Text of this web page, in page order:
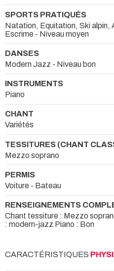
SPORTS PRATIQUÉS
Natation, Equitation, Ski alpin,
Escrime - Niveau moyen
DANSES
Modern Jazz - Niveau bon
INSTRUMENTS
Piano
CHANT
Variétés
TESSITURES (CHANT
Mezzo soprano
PERMIS
Voiture - Bateau
RENSEIGNEMENTS
Chant tessiture : Mezzo
: modern-jazz Piano : Bon
CARACTÉRISTIQUES